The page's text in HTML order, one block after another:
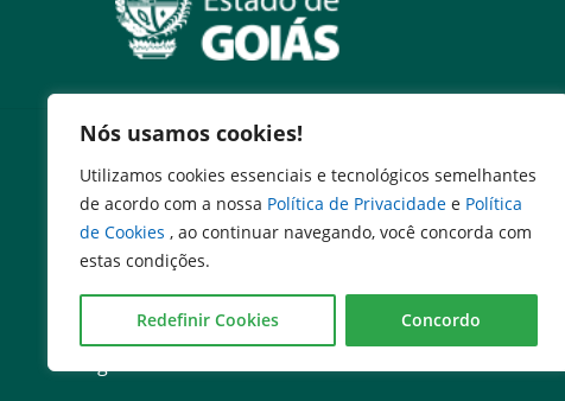
Nós usamos cookies!
Utilizamos cookies essenciais e tecnológicos semelhantes
de acordo com a nossa Política de Privacidade e Política
de Cookies , ao continuar navegando, você concorda com
estas condições.
Redefinir Cookies Concordo
Serviços
Expresso Goiás
Expresso Aplicações
Expresso Servidor
SEI Governadoria
Cadastro de Autoridades